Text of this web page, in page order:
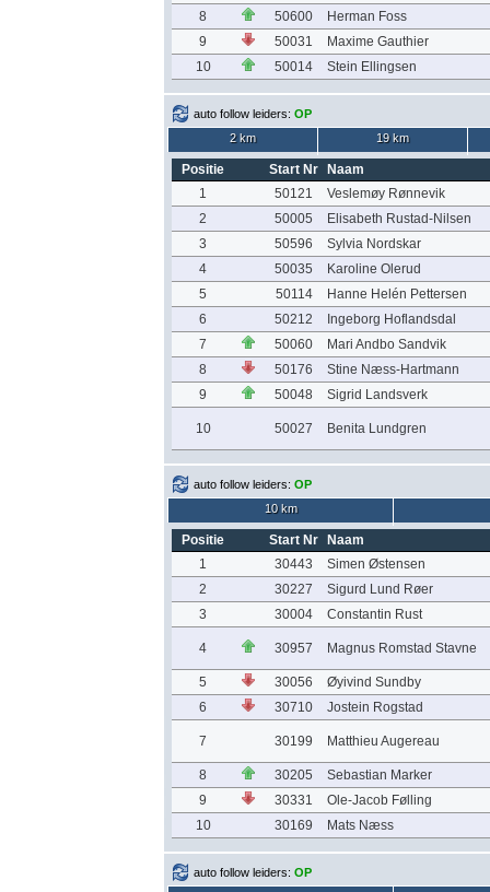
8
50600
Herman Foss
9
50031
Maxime Gauthier
10
50014 Stein Ellingsen
auto follow leiders: OP
2 km
19 km
Positie Start Nr
Naam
1
50121
Veslemøy Rønnevik
2
50005
Elisabeth Rustad-Nilsen
3
50596
Sylvia Nordskar
4
50035
Karoline Olerud
5
50114
Hanne Helén Pettersen
6
50212
Ingeborg Hoflandsdal
7
50060
Mari Andbo Sandvik
8
50176
Stine Næss-Hartmann
9
50048 Sigrid Landsverk
10 50027 Benita Lundgren
auto follow leiders: OP
10 km
Positie Start Nr
Naam
1
30443
Simen Østensen
2
30227
Sigurd Lund Røer
3
30004 Constantin Rust
4 30957 Magnus Romstad Stavne
5 30056
Øyivind Sundby
6
30710 Jostein Rogstad
7 30199 Matthieu Augereau
8 30205
Sebastian Marker
9
30331
Ole-Jacob Følling
10
30169 Mats Næss
auto follow leiders: OP